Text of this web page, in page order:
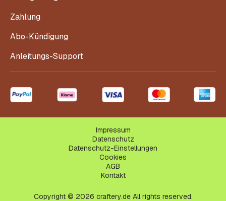
Zahlung
Abo-Kündigung
Anleitungs-Support
Copyright © 2026 craftery.de All rights reserved.
Impressum
Datenschutz
Datenschutz-Einstellungen
Cookies
AGB
Kontakt